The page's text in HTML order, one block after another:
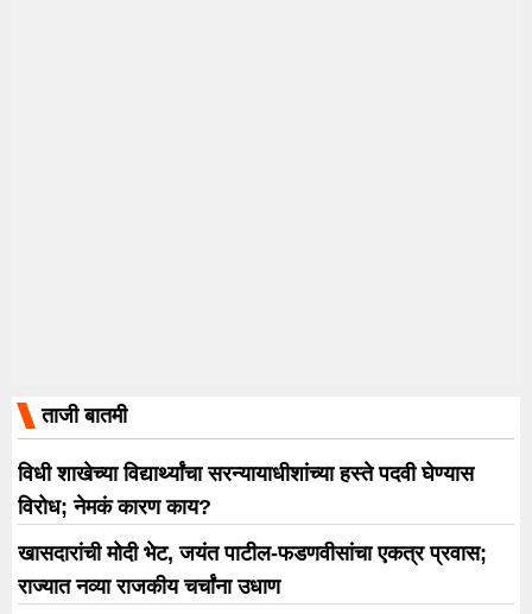
ताजी बातमी
विधी शाखेच्या विद्यार्थ्यांचा सरन्यायाधीशांच्या हस्ते पदवी घेण्यास
विरोध; नेमकं कारण काय?
खासदारांची मोदी भेट, जयंत पाटील-फडणवीसांचा एकत्र प्रवास;
राज्यात नव्या राजकीय चर्चांना उधाण